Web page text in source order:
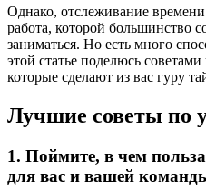
Однако, отслеживание
работа, которой большинство
заниматься. Но есть много
этой статье поделюсь
которые сделают из вас гуру
Лучшие советы по
1. Поймите, в чем
для вас и вашей